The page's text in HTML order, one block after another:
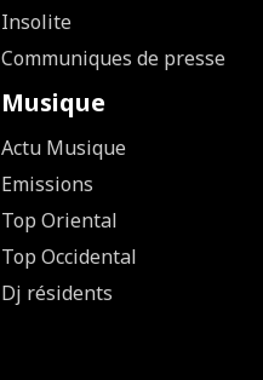
Insolite
Communiques de presse
Musique
Actu Musique
Emissions
Top Oriental
Top Occidental
Dj résidents